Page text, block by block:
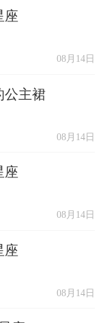
座
08月14日
公主裙
08月14日
座
08月14日
座
08月14日